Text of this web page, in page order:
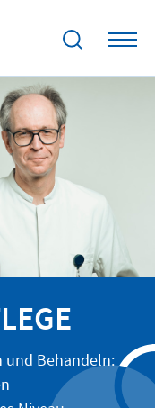
und Behandeln: